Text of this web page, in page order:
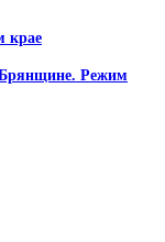
крае
Режим